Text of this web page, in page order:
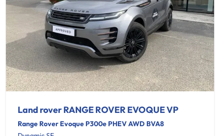
Land rover RANGE ROVER EVOQUE VP
Range Rover Evoque P300e PHEV AWD BVA8